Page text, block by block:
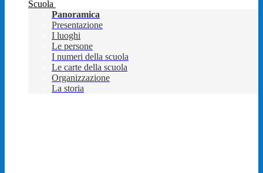
Scuola
Panoramica
Presentazione
I luoghi
Le persone
I numeri della scuola
Le carte della scuola
Organizzazione
La storia